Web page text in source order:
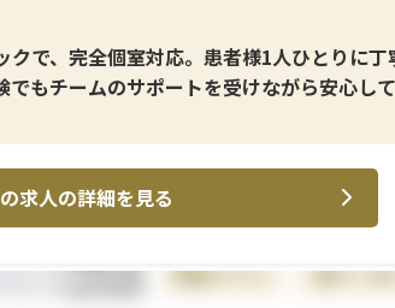
クで、完全個室対応。患者様1人ひとりに丁
でもチームのサポートを受けながら安心し
陰茎増大、長茎手術（短小治療）、早漏改善
パイプカット。デリケートな施術に関わり
ウンセリングが中心です。
求人の詳細を見る